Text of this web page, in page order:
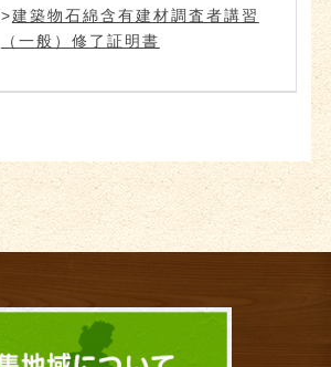
>建築物石綿含有建材調査者講習
（一般）修了証明書